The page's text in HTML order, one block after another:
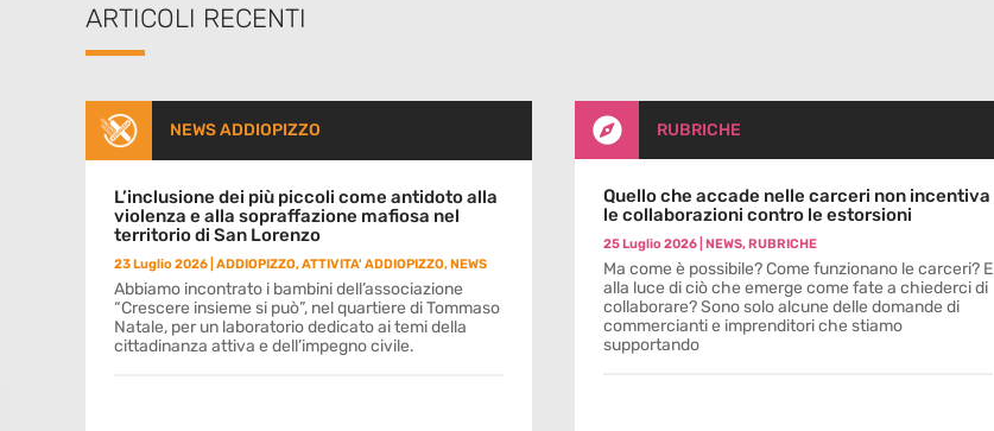
ARTICOLI RECENTI
NEWS ADDIOPIZZO
L’inclusione dei più piccoli come antidoto alla
violenza e alla sopraffazione mafiosa nel
territorio di San Lorenzo
23 Luglio 2026 ADDIOPIZZO,ATTIVITA' ADDIOPIZZO,NEWS
Abbiamo incontrato i bambini dell’associazione
“Crescere insieme si può”, nel quartiere di Tommaso
Natale, per un laboratorio dedicato ai temi della
cittadinanza attiva e dell’impegno civile.
 RUBRICHE
Quello che accade nelle carceri non incentiva
le collaborazioni contro le estorsioni
25 Luglio 2026| NEWS,RUBRICHE
Ma come è possibile? Come funzionano le carceri? E
alla luce di ciò che emerge come fate a chiederci di
collaborare? Sono solo alcune delle domande di
commercianti e imprenditori che stiamo
supportando